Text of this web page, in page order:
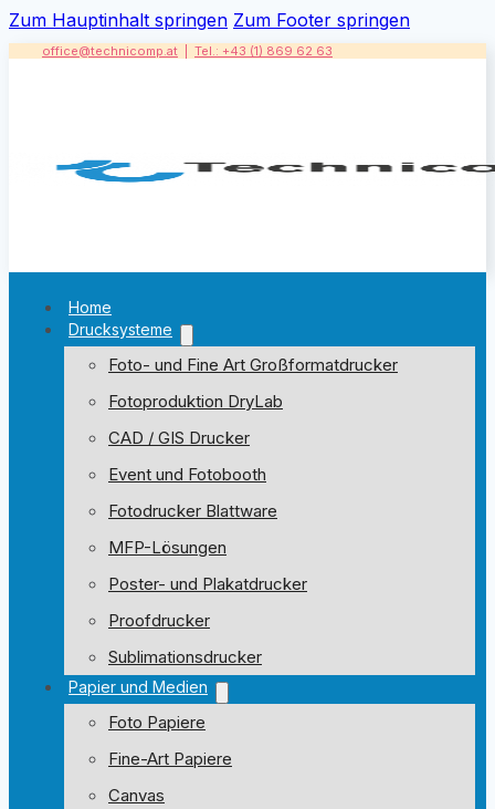
Zum Hauptinhalt springen Zum Footer springen
office@technicomp.at Tel.: +43 (1) 869 62 63
Home
Drucksysteme
Foto- und Fine Art Großformatdrucker
Fotoproduktion DryLab
CAD / GIS Drucker
Event und Fotobooth
Fotodrucker Blattware
MFP-Lösungen
Poster- und Plakatdrucker
Proofdrucker
Sublimationsdrucker
Papier und Medien
Foto Papiere
Fine-Art Papiere
Canvas